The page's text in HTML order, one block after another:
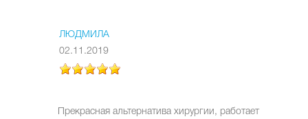
ЛЮДМИЛА
02.11.2019
Прекрасная альтернатива хирургии, работает